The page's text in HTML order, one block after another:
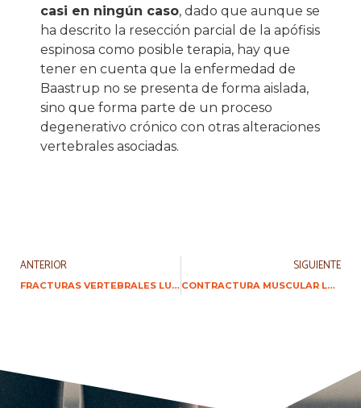
casi en ningún caso, dado que aunque se
ha descrito la resección parcial de la apófisis
espinosa como posible terapia, hay que
tener en cuenta que la enfermedad de
Baastrup no se presenta de forma aislada,
sino que forma parte de un proceso
degenerativo crónico con otras alteraciones
vertebrales asociadas.
ANTERIOR
FRACTURAS VERTEBRALES LUMBARES OSTEOPORÓTICAS
SIGUIENTE
CONTRACTURA MUSCULAR LUMBAR